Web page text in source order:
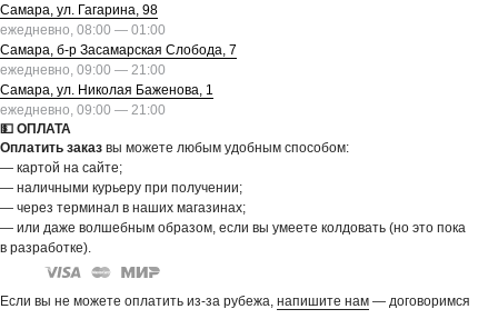
Самара, ул. Гагарина, 98
ежедневно, 08:00 — 01:00
Самара, б-р Засамарская Слобода, 7
ежедневно, 09:00 — 21:00
Самара, ул. Николая Баженова, 1
ежедневно, 09:00 — 21:00
💵 ОПЛАТА
Оплатить заказ вы можете любым удобным способом:
— картой на сайте;
— наличными курьеру при получении;
— через терминал в наших магазинах;
— или даже волшебным образом, если вы умеете колдовать (но это пока
в разработке).
Если вы не можете оплатить из-за рубежа, напишите нам — договоримся